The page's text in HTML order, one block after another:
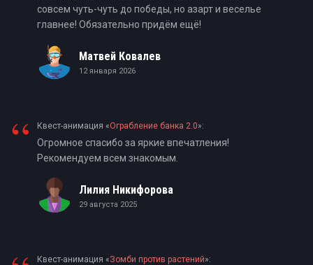
совсем чуть-чуть до победы, но азарт и веселье
главнее! Обязательно придём ещё!
Матвей Ковалев
12 января 2026
“ Квест-анимация «Ограбление банка 2.0»:
Огромное спасибо за яркие впечатления!
Рекомендуем всем знакомым.
Лилия Никифорова
29 августа 2025
Квест-анимация «Зомби против растений»: